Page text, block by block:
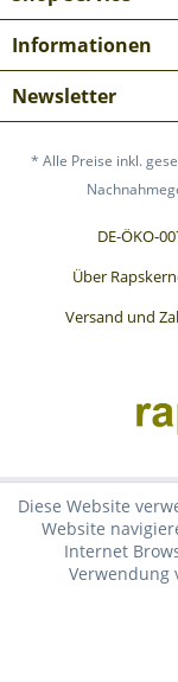
Informationen
Newsletter
* Alle Preise inkl.
DE-ÖKO-
Über
Versand und
Diese Website
Website
Internet
Verwendung